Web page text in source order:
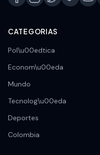
CATEGORIAS
Pol\u00edtica
Econom\u00eda
Mundo
Tecnolog\u00eda
Deportes
Colombia